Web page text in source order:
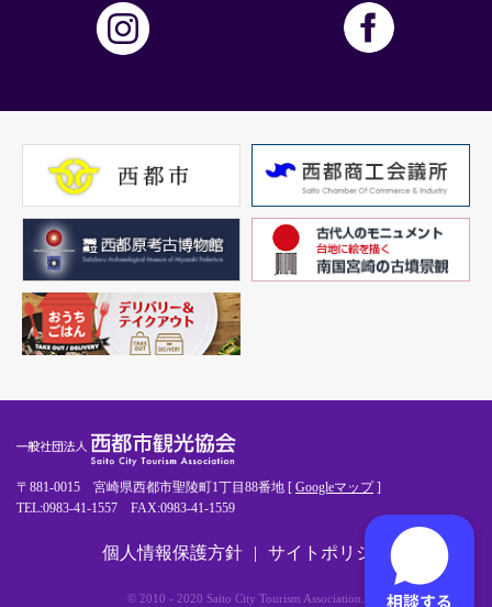
〒881-0015 宮崎県西都市聖陵町1丁目88番地 [ Googleマップ]
TEL:0983-41-1557 FAX:0983-41-1559
個人情報保護方針 サイトポリシー
© 2010 - 2020 Saito City Tourism Association.